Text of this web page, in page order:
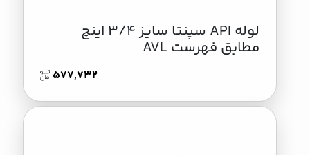
لوله API سپنتا سایز 3/4 اینچ
مطابق فهرست AVL
577,732